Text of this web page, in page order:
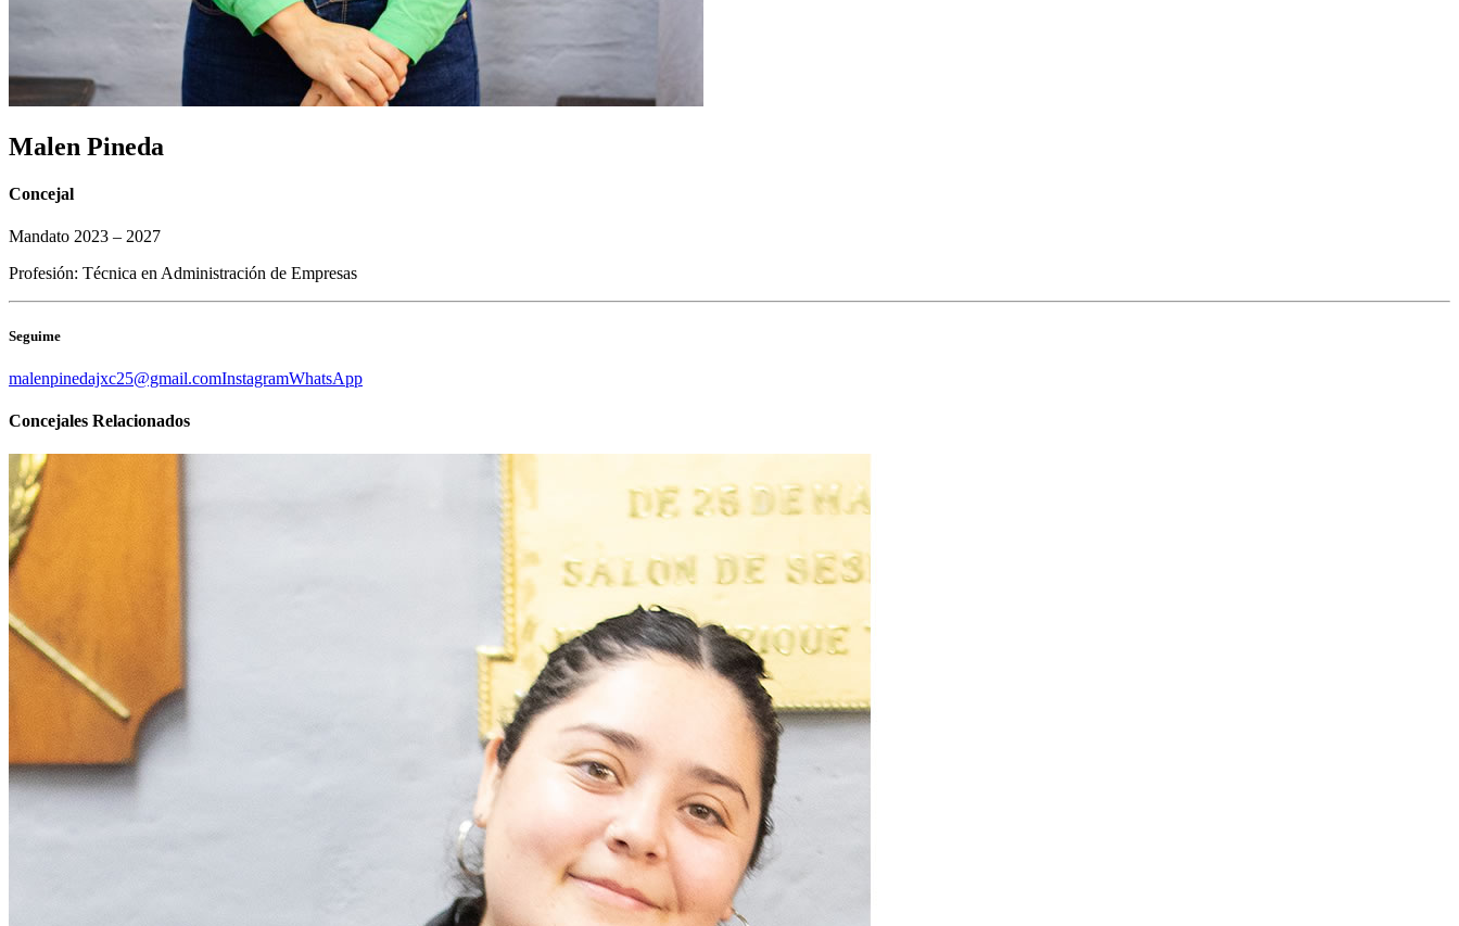
Malen Pineda
Concejal
Mandato 2023 – 2027
Profesión: Técnica en Administración de Empresas
Seguime
malenpinedajxc25@gmail.comInstagramWhatsApp
Concejales Relacionados